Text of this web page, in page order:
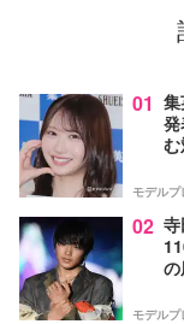
01
む
モデルプ
02
モデルプ